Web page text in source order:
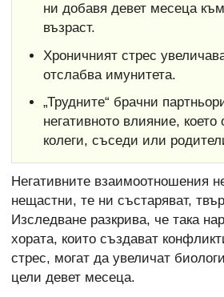
ни добавя девет месеца
възраст.
Хроничният стрес
отслабва имунитета.
„Трудните“ брачни
негативното влияние, което
колеги, съседи или
Негативните взаимоотношения
нещастни, те ни състаряват,
Изследване разкрива, че така
хората, които създават
стрес, могат да увеличат
цели девет месеца.